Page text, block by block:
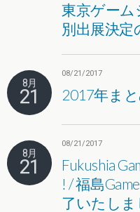
東京ゲー
別出展決定
8月
21
08/21/2017
2017年ま
8月
21
08/21/2017
Fukushia
! / 福島
了いたしま